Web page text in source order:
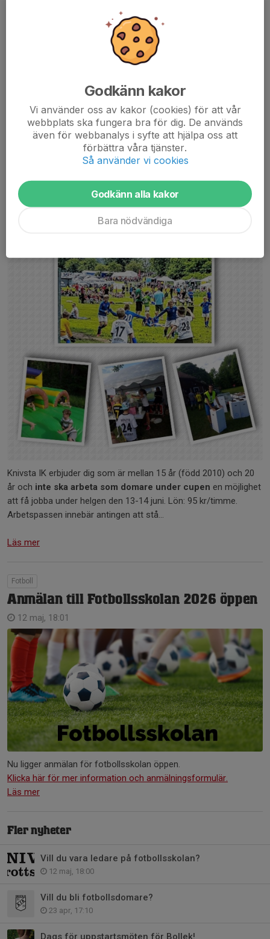
invigning kommer hållas i augusti....
16 maj, 18:00
Knivsta IK erbjuder dig som är mellan 15 år (född 2010) och 20
år och inte ska arbeta som domare under cupen en möjlighet
att få jobba under helgen den 13-14 juni. Lön: 95 kr/timme.
Arbetspassen innebär antingen att stå...
Läs mer
Fotboll
Anmälan till Fotbollsskolan 2026 öppen
12 maj, 18:01
Nu ligger anmälan för fotbollsskolan öppen.
Klicka här för mer information och anmälningsformulär.
Läs mer
Fler nyheter
Vill du vara ledare på fotbollsskolan?
12 maj, 18:00
Vill du bli fotbollsdomare?
23 apr, 17:10
Dags för uppstartsmöten för Bollek!
Godkänn kakor
Vi använder oss av kakor (cookies) för att vår
webbplats ska fungera bra för dig. De används
även för webbanalys i syfte att hjälpa oss att
förbättra våra tjänster.
Så använder vi cookies
Godkänn alla kakor
Bara nödvändiga